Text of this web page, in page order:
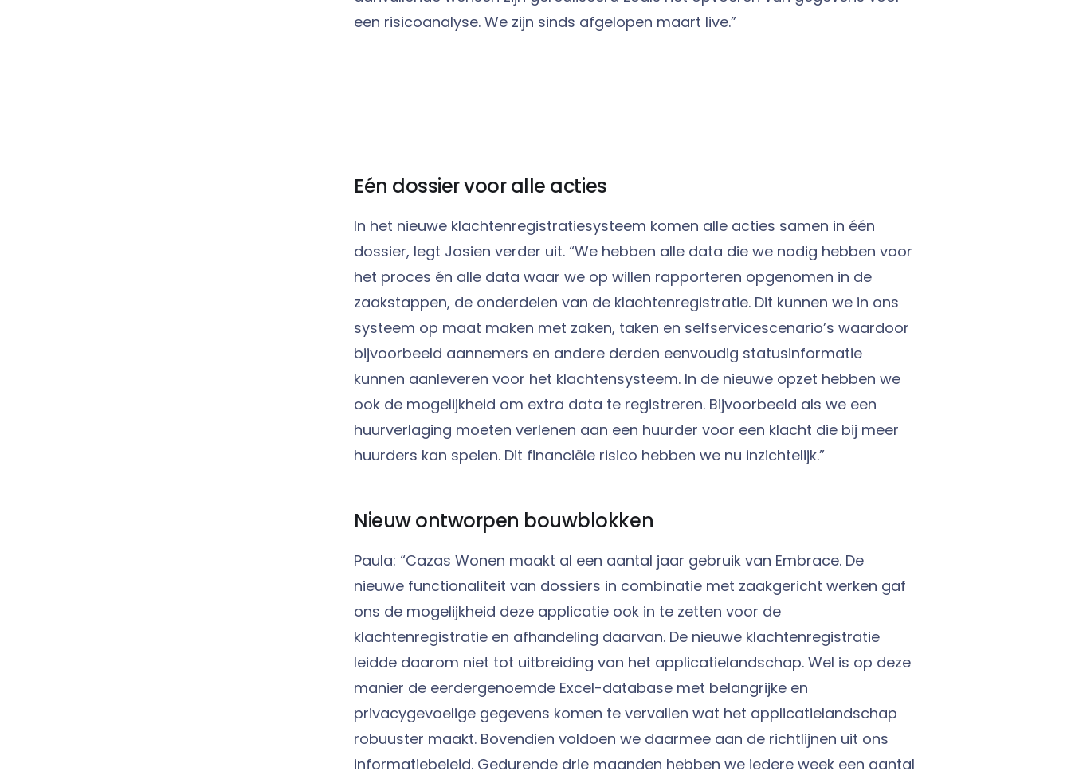
een risicoanalyse. We zijn sinds afgelopen maart live.”
Eén dossier voor alle acties
In het nieuwe klachtenregistratiesysteem komen alle acties samen in één
dossier, legt Josien verder uit. “We hebben alle data die we nodig hebben voor
het proces én alle data waar we op willen rapporteren opgenomen in de
zaakstappen, de onderdelen van de klachtenregistratie. Dit kunnen we in ons
systeem op maat maken met zaken, taken en selfservicescenario’s waardoor
bijvoorbeeld aannemers en andere derden eenvoudig statusinformatie
kunnen aanleveren voor het klachtensysteem. In de nieuwe opzet hebben we
ook de mogelijkheid om extra data te registreren. Bijvoorbeeld als we een
huurverlaging moeten verlenen aan een huurder voor een klacht die bij meer
huurders kan spelen. Dit financiële risico hebben we nu inzichtelijk.”
Nieuw ontworpen bouwblokken
Paula: “Cazas Wonen maakt al een aantal jaar gebruik van Embrace. De
nieuwe functionaliteit van dossiers in combinatie met zaakgericht werken gaf
ons de mogelijkheid deze applicatie ook in te zetten voor de
klachtenregistratie en afhandeling daarvan. De nieuwe klachtenregistratie
leidde daarom niet tot uitbreiding van het applicatielandschap. Wel is op deze
manier de eerdergenoemde Excel-database met belangrijke en
privacygevoelige gegevens komen te vervallen wat het applicatielandschap
robuuster maakt. Bovendien voldoen we daarmee aan de richtlijnen uit ons
informatiebeleid. Gedurende drie maanden hebben we iedere week een aantal